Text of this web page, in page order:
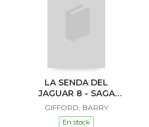
LA SENDA DEL
JAGUAR 8 - SAGA
SAILOR Y LULA
GIFFORD, BARRY
En stock